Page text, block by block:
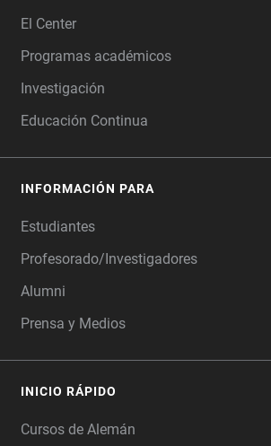
El Center
Programas académicos
Investigación
Educación Continua
INFORMACIÓN PARA
Estudiantes
Profesorado/Investigadores
Alumni
Prensa y Medios
INICIO RÁPIDO
Cursos de Alemán